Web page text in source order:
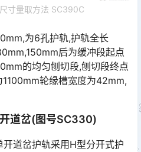
寸量取方法 SC390C
为6孔护轨,护轨全长
后为缓冲段起点
的均匀刨切段,刨切段终点
轮缘槽宽度为42mm,
道岔(图号SC330)
道岔护轨采用H型分开式护